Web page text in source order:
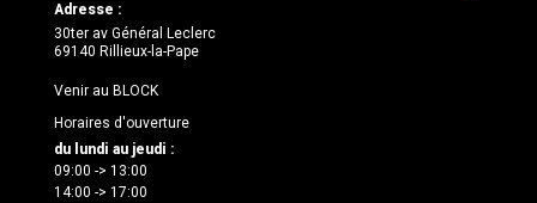
Adresse :
30ter av Général Leclerc
69140 Rillieux-la-Pape
Venir au BLOCK
Horaires d'ouverture
du lundi au jeudi :
09:00 -> 13:00
14:00 -> 17:00